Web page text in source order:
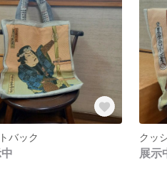
バック クッ
展示